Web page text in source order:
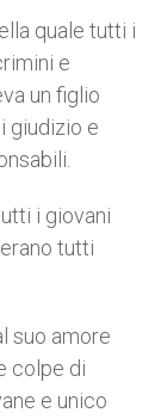
quale tutti i
e
un figlio
giudizio e
i giovani
tutti
suo amore
colpe di
e unico